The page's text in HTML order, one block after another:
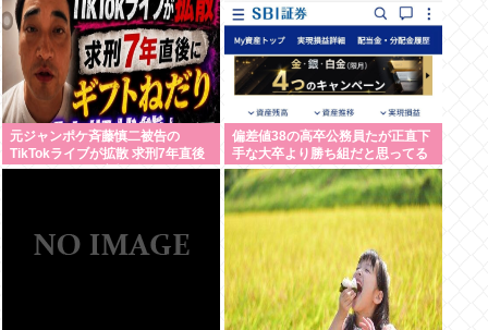
元ジャンポケ斉藤慎二被告の
TikTokライブが拡散 求刑7年直後
にうつろな目で高額ギフトねだり
偏差値38の高卒公務員たが正直下
手な大卒より勝ち組だと思ってる